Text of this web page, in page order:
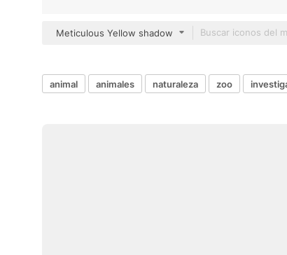
Meticulous Yellow shadow
animal animales naturaleza zoo